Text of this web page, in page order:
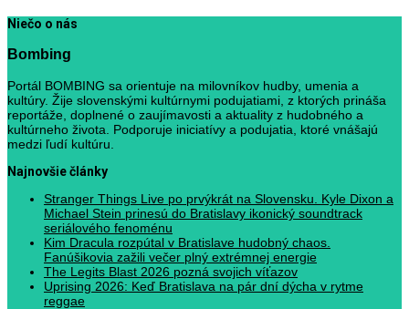
Niečo o nás
Bombing
Portál BOMBING sa orientuje na milovníkov hudby, umenia a
kultúry. Žije slovenskými kultúrnymi podujatiami, z ktorých prináša
reportáže, doplnené o zaujímavosti a aktuality z hudobného a
kultúrneho života. Podporuje iniciatívy a podujatia, ktoré vnášajú
medzi ľudí kultúru.
Najnovšie články
Stranger Things Live po prvýkrát na Slovensku. Kyle Dixon a
Michael Stein prinesú do Bratislavy ikonický soundtrack
seriálového fenoménu
Kim Dracula rozpútal v Bratislave hudobný chaos.
Fanúšikovia zažili večer plný extrémnej energie
The Legits Blast 2026 pozná svojich víťazov
Uprising 2026: Keď Bratislava na pár dní dýcha v rytme
reggae